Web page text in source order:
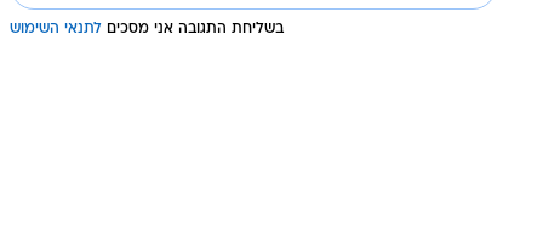
בשליחת התגובה אני מסכים לתנאי השימוש